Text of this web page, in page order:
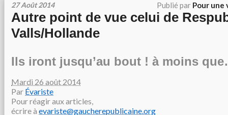
27 Août 2014 Publié par Pour une
Autre point de vue celui de
Valls/Hollande
Ils iront jusqu’au bout ! à moins
Mardi 26 août 2014
Par Évariste
Pour réagir aux articles,
écrire à evariste@gaucherepublicaine.org